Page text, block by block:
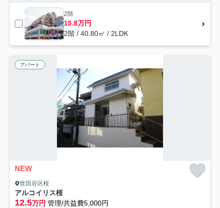
2階
15.8万円
2階 / 40.80㎡ / 2LDK
アパート
NEW
世田谷区桜
アルコイリス桜
12.5万円 管理/共益費5,000円